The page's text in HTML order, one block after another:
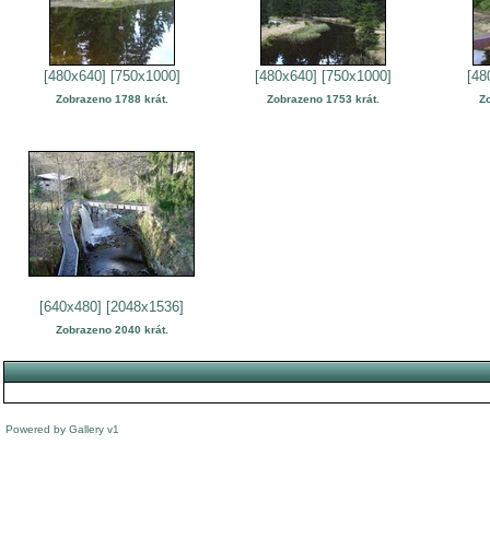
[480x640] [750x1000]
Zobrazeno 1788 krát.
[480x640] [750x1000]
Zobrazeno 1753 krát.
[640x480] [2048x1536]
Zobrazeno 2040 krát.
Powered by Gallery v1